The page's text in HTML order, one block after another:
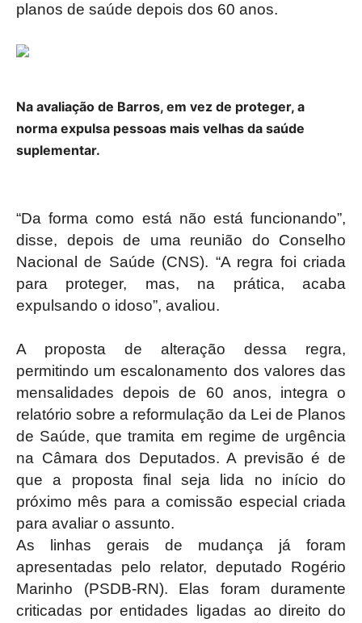
planos de saúde depois dos 60 anos.
Na avaliação de Barros, em vez de proteger, a
norma expulsa pessoas mais velhas da saúde
suplementar.
“Da forma como está não está funcionando”,
disse, depois de uma reunião do Conselho
Nacional de Saúde (CNS). “A regra foi criada
para proteger, mas, na prática, acaba
expulsando o idoso”, avaliou.
A proposta de alteração dessa regra,
permitindo um escalonamento dos valores das
mensalidades depois de 60 anos, integra o
relatório sobre a reformulação da Lei de Planos
de Saúde, que tramita em regime de urgência
na Câmara dos Deputados. A previsão é de
que a proposta final seja lida no início do
próximo mês para a comissão especial criada
para avaliar o assunto.
As linhas gerais de mudança já foram
apresentadas pelo relator, deputado Rogério
Marinho (PSDB-RN). Elas foram duramente
criticadas por entidades ligadas ao direito do